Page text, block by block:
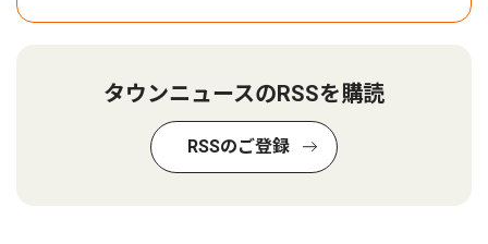
タウンニュースのRSSを購読
RSSのご登録